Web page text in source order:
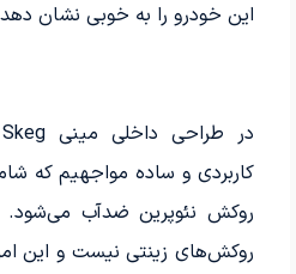
این خودرو را به خوبی نشان
کاربردی و ساده مواجهیم که
روکش نئوپرین ضدآب می‌شود.
روکش‌های زینتی نیست و این